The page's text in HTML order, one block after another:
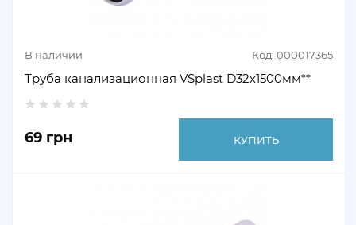
В наличии Код: 000017365
Труба канализационная VSplast D32х1500мм**
69 грн КУПИТЬ